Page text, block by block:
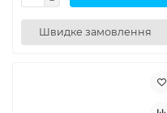
Швидке замовлення